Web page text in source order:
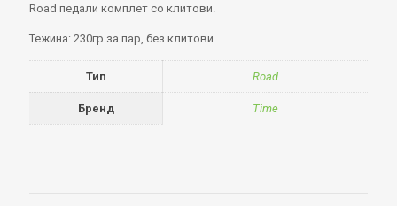
Road педали комплет со клитови.
Тежина: 230гр за пар, без клитови
Тип Road
Бренд Time